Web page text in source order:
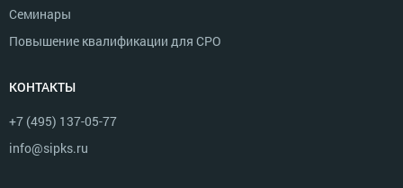
Семинары
Повышение квалификации для СРО
КОНТАКТЫ
+7 (495) 137-05-77
info@sipks.ru